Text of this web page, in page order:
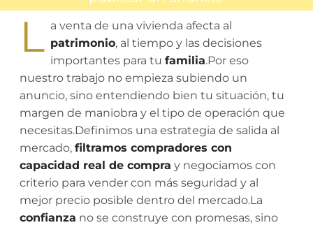
L a venta de una vivienda afecta al
patrimonio, al tiempo y las decisiones
importantes para tu familia.Por eso
nuestro trabajo no empieza subiendo un
anuncio, sino entendiendo bien tu situación, tu
margen de maniobra y el tipo de operación que
necesitas.Definimos una estrategia de salida al
mercado, filtramos compradores con
capacidad real de compra y negociamos con
criterio para vender con más seguridad y al
mejor precio posible dentro del mercado.La
confianza no se construye con promesas, sino